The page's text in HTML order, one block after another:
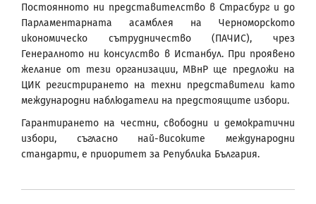
Постоянното ни представителство в Страсбург и до
Парламентарната асамблея на Черноморското
икономическо сътрудничество (ПАЧИС), чрез
Генералното ни консулство в Истанбул. При проявено
желание от тези организации, МВнР ще предложи на
ЦИК регистрирането на техни представители като
международни наблюдатели на предстоящите избори.
Гарантирането на честни, свободни и демократични
избори, съгласно най-високите международни
стандарти, е приоритет за Република България.